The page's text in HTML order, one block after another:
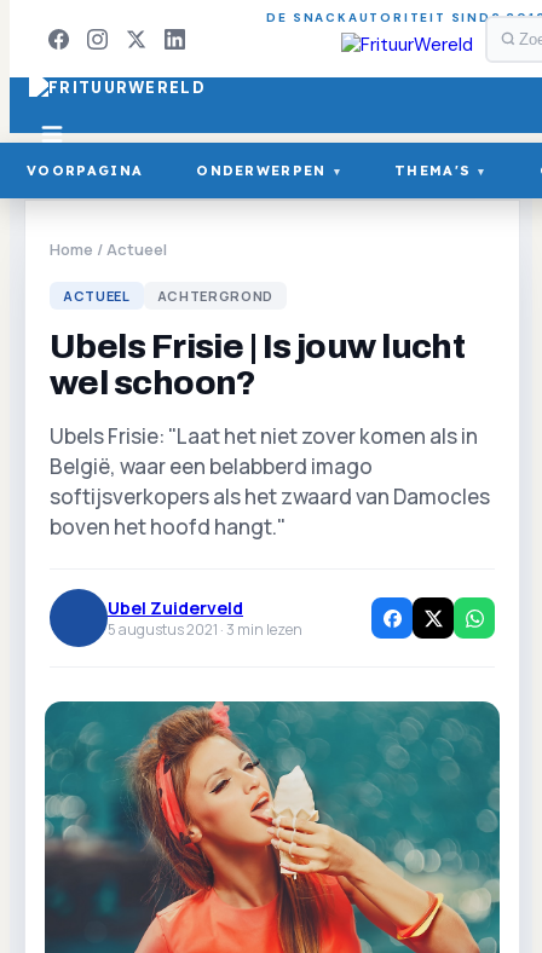
DE SNACKAUTORITEIT SINDS
VOORPAGINA ONDERWERPEN ▾ THEMA'S ▾
Home /Actueel
ACTUEEL ACHTERGROND
Ubels Frisie | Is jouw lucht
wel schoon?
Ubels Frisie: "Laat het niet zover komen als in
België, waar een belabberd imago
softijsverkopers als het zwaard van Damocles
boven het hoofd hangt."
Ubel Zuiderveld
5 augustus 2021 ·3 min lezen